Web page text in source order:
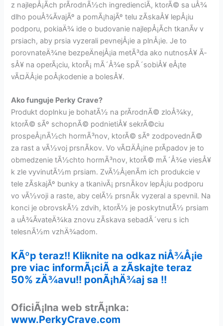
z najlepÅ¡Ã­ch prÃ­rodnÃ½ch ingredienciÃ­, ktorÃ© sa uÅ¾
dlho pouÅ¾Ã­vajÃº a pomÃ¡hajÃº telu zÃ­skaÅ¥ lepÅ¡iu
podporu, pokiaÄ¾ ide o budovanie najlepÅ¡Ã­ch tkanÃ­v v
prsiach, aby prsia vyzerali pevnejÅ¡ie a plnÅ¡ie. Je to
porovnateÄ¾ne bezpeÄnejÅ¡ia metÃ³da ako nutnosÅ¥ Ã­
sÅ¥ na operÃ¡ciu, ktorÃ¡ mÃ´Å¾e spÃ´sobiÅ¥ eÅ¡te
vÃ¤ÄÅ¡ie poÅ¡kodenie a bolesÅ¥.
Ako funguje Perky Crave?
Produkt doplnku je bohatÃ½ na prÃ­rodnÃ© zloÅ¾ky,
ktorÃ© sÃº schopnÃ© podnietiÅ¥ sekrÃ©ciu
prospeÅ¡nÃ½ch hormÃ³nov, ktorÃ© sÃº zodpovednÃ©
za rast a vÃ½voj prsnÃ­kov. Vo vÃ¤ÄÅ¡ine prÃ­padov je to
obmedzenie tÃ½chto hormÃ³nov, ktorÃ© mÃ´Å¾e viesÅ¥
k zle vyvinutÃ½m prsiam. ZvÃ½Å¡enÃ­m ich produkcie v
tele zÃ­skajÃº bunky a tkanivÃ¡ prsnÃ­kov lepÅ¡iu podporu
vo vÃ½voji a raste, aby celÃ½ prsnÃ­k vyzeral a spevnil. Na
konci je obrovskÃ½ zdvih, ktorÃ½ je poskytnutÃ½ prsiam
a uÅ¾Ã­vateÄ¾ka znovu zÃ­skava sebadÃ´veru s ich
telesnÃ½m vzhÄ¾adom.
KÃºp teraz!! Kliknite na odkaz niÅ¾Å¡ie
pre viac informÃ¡ciÃ­ a zÃ­skajte teraz
50% zÄ¾avu!! ponÃ¡hÄ¾aj sa !!
OficiÃ¡lna web strÃ¡nka:
www.PerkyCrave.com